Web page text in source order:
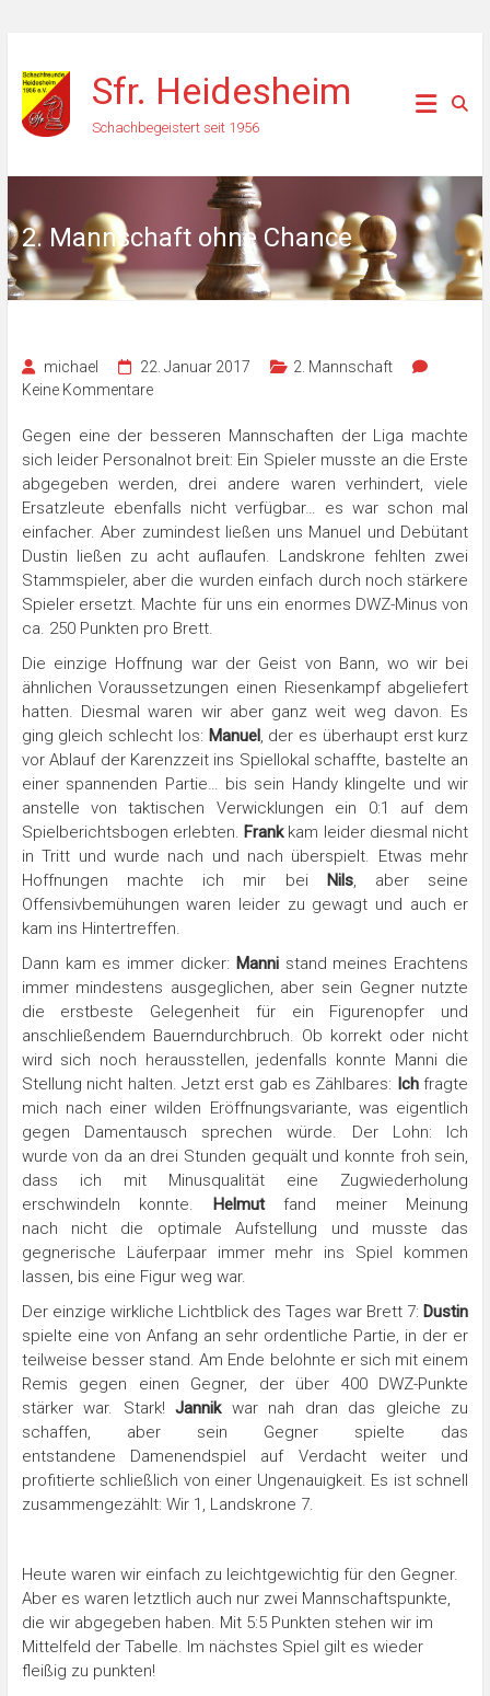
Inhalt
springen
Sfr. Heidesheim
Schachbegeistert seit 1956
2. Mannschaft ohne Chance
michael 22. Januar 2017
2. Mannschaft
Keine Kommentare
Gegen eine der besseren Mannschaften der Liga machte
sich leider Personalnot breit: Ein Spieler musste an die Erste
abgegeben werden, drei andere waren verhindert, viele
Ersatzleute ebenfalls nicht verfügbar… es war schon mal
einfacher. Aber zumindest ließen uns Manuel und Debütant
Dustin ließen zu acht auflaufen. Landskrone fehlten zwei
Stammspieler, aber die wurden einfach durch noch stärkere
Spieler ersetzt. Machte für uns ein enormes DWZ-Minus von
ca. 250 Punkten pro Brett.
Die einzige Hoffnung war der Geist von Bann, wo wir bei
ähnlichen Voraussetzungen einen Riesenkampf abgeliefert
hatten. Diesmal waren wir aber ganz weit weg davon. Es
ging gleich schlecht los: Manuel, der es überhaupt erst kurz
vor Ablauf der Karenzzeit ins Spiellokal schaffte, bastelte an
einer spannenden Partie… bis sein Handy klingelte und wir
anstelle von taktischen Verwicklungen ein 0:1 auf dem
Spielberichtsbogen erlebten. Frankkam leider diesmal nicht
in Tritt und wurde nach und nach überspielt. Etwas mehr
Hoffnungen machte ich mir bei Nils, aber seine
Offensivbemühungen waren leider zu gewagt und auch er
kam ins Hintertreffen.
Dann kam es immer dicker: Mannistand meines Erachtens
immer mindestens ausgeglichen, aber sein Gegner nutzte
die erstbeste Gelegenheit für ein Figurenopfer und
anschließendem Bauerndurchbruch. Ob korrekt oder nicht
wird sich noch herausstellen, jedenfalls konnte Manni die
Stellung nicht halten. Jetzt erst gab es Zählbares: Ichfragte
mich nach einer wilden Eröffnungsvariante, was eigentlich
gegen Damentausch sprechen würde. Der Lohn: Ich
wurde von da an drei Stunden gequält und konnte froh sein,
dass ich mit Minusqualität eine Zugwiederholung
erschwindeln konnte. Helmutfand meiner Meinung
nach nicht die optimale Aufstellung und musste das
gegnerische Läuferpaar immer mehr ins Spiel kommen
lassen, bis eine Figur weg war.
Der einzige wirkliche Lichtblick des Tages war Brett 7: Dustin
spielte eine von Anfang an sehr ordentliche Partie, in der er
teilweise besser stand. Am Ende belohnte er sich mit einem
Remis gegen einen Gegner, der über 400 DWZ-Punkte
stärker war. Stark!Jannikwar nah dran das gleiche zu
schaffen, aber sein Gegner spielte das
entstandene Damenendspiel auf Verdacht weiter und
profitierte schließlich von einer Ungenauigkeit. Es ist schnell
zusammengezählt: Wir 1, Landskrone 7.
Heute waren wir einfach zu leichtgewichtig für den Gegner.
Aber es waren letztlich auch nur zwei Mannschaftspunkte,
die wir abgegeben haben. Mit 5:5 Punkten stehen wir im
Mittelfeld der Tabelle. Im nächstes Spiel gilt es wieder
fleißig zu punkten!